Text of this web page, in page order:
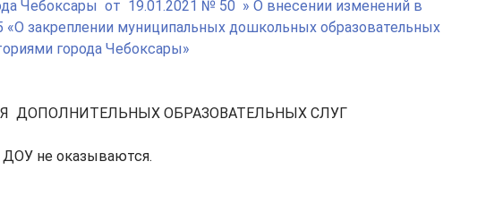
Чебоксары от 19.01.2021 № 50 » О внесении изменений в
закреплении муниципальных дошкольных образовательных
города Чебоксары»
ДОПОЛНИТЕЛЬНЫХ ОБРАЗОВАТЕЛЬНЫХ СЛУГ
ДОУ не оказываются.